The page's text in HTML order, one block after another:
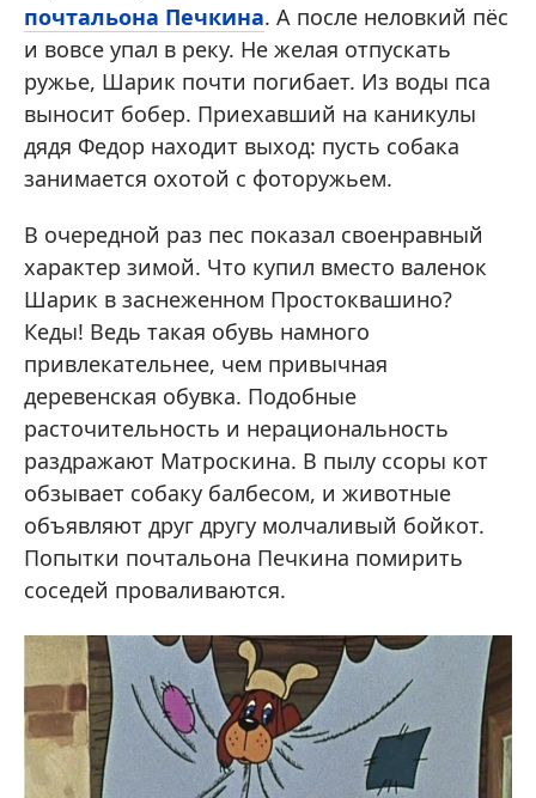
почтальона Печкина. А после неловкий пёс
и вовсе упал в реку. Не желая отпускать
ружье, Шарик почти погибает. Из воды пса
выносит бобер. Приехавший на каникулы
дядя Федор находит выход: пусть собака
занимается охотой с фоторужьем.
В очередной раз пес показал своенравный
характер зимой. Что купил вместо валенок
Шарик в заснеженном Простоквашино?
Кеды! Ведь такая обувь намного
привлекательнее, чем привычная
деревенская обувка. Подобные
расточительность и нерациональность
раздражают Матроскина. В пылу ссоры кот
обзывает собаку балбесом, и животные
объявляют друг другу молчаливый бойкот.
Попытки почтальона Печкина помирить
соседей проваливаются.